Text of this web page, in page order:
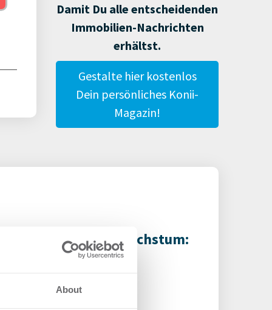
About
Damit Du alle entscheidenden
Immobilien-Nachrichten
erhältst.
Gestalte hier kostenlos
Dein persönliches Konii-
Magazin!
m² für weiteres Wachstum:
REAL vermittelt
in Unna